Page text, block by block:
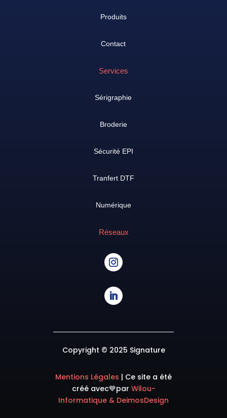
Produits
Contact
Services
Sérigraphie
Broderie
Sécurité EPI
Tranfert DTF
Numérique
Réseaux
Copyright © 2025 Signature
Mentions Légales | Ce site a été
créé avec💙par Wilou-
Informatique & DeimosDesign